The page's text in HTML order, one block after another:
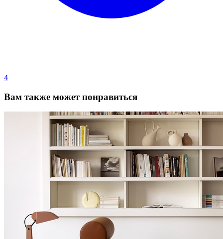
4
Вам также может понравиться